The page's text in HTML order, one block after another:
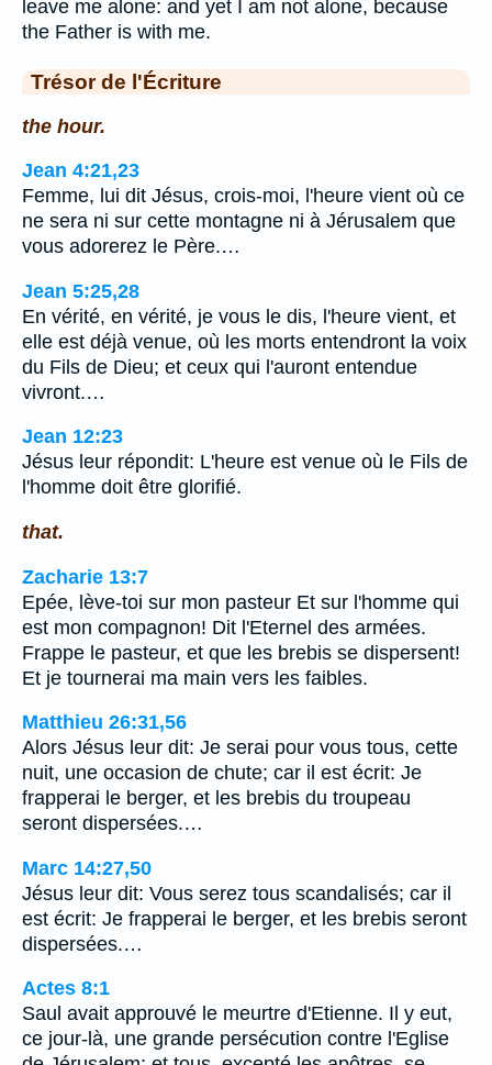
leave me alone: and yet I am not alone, because
the Father is with me.
Trésor de l'Écriture
the hour.
Jean 4:21,23
Femme, lui dit Jésus, crois-moi, l'heure vient où ce
ne sera ni sur cette montagne ni à Jérusalem que
vous adorerez le Père.…
Jean 5:25,28
En vérité, en vérité, je vous le dis, l'heure vient, et
elle est déjà venue, où les morts entendront la voix
du Fils de Dieu; et ceux qui l'auront entendue
vivront.…
Jean 12:23
Jésus leur répondit: L'heure est venue où le Fils de
l'homme doit être glorifié.
that.
Zacharie 13:7
Epée, lève-toi sur mon pasteur Et sur l'homme qui
est mon compagnon! Dit l'Eternel des armées.
Frappe le pasteur, et que les brebis se dispersent!
Et je tournerai ma main vers les faibles.
Matthieu 26:31,56
Alors Jésus leur dit: Je serai pour vous tous, cette
nuit, une occasion de chute; car il est écrit: Je
frapperai le berger, et les brebis du troupeau
seront dispersées.…
Marc 14:27,50
Jésus leur dit: Vous serez tous scandalisés; car il
est écrit: Je frapperai le berger, et les brebis seront
dispersées.…
Actes 8:1
Saul avait approuvé le meurtre d'Etienne. Il y eut,
ce jour-là, une grande persécution contre l'Eglise